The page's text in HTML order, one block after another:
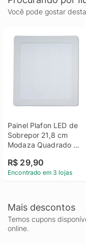
Você pode gostar
Painel Plafon LED de
Sobrepor 21,8 cm
Modaza Quadrado
R$ 29,90
Encontrado em 3 lojas
Mais descontos
Temos cupons
online.